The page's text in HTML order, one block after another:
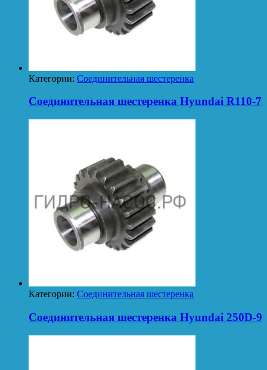
Категории: Соединительная шестеренка
Соединительная шестеренка Hyundai R110-7
Категории: Соединительная шестеренка
Соединительная шестеренка Hyundai 250D-9